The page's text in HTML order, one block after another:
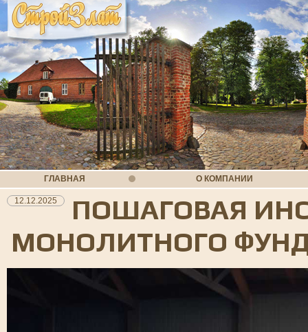
ГЛАВНАЯ О КОМПАНИИ
12.12.2025
ПОШАГОВАЯ
МОНОЛИТНОГО